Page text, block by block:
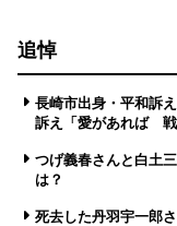
追悼
長崎市出身・平和訴
訴え「愛があれば 戦
つげ義春さんと白土
は？
死去した丹羽宇一郎